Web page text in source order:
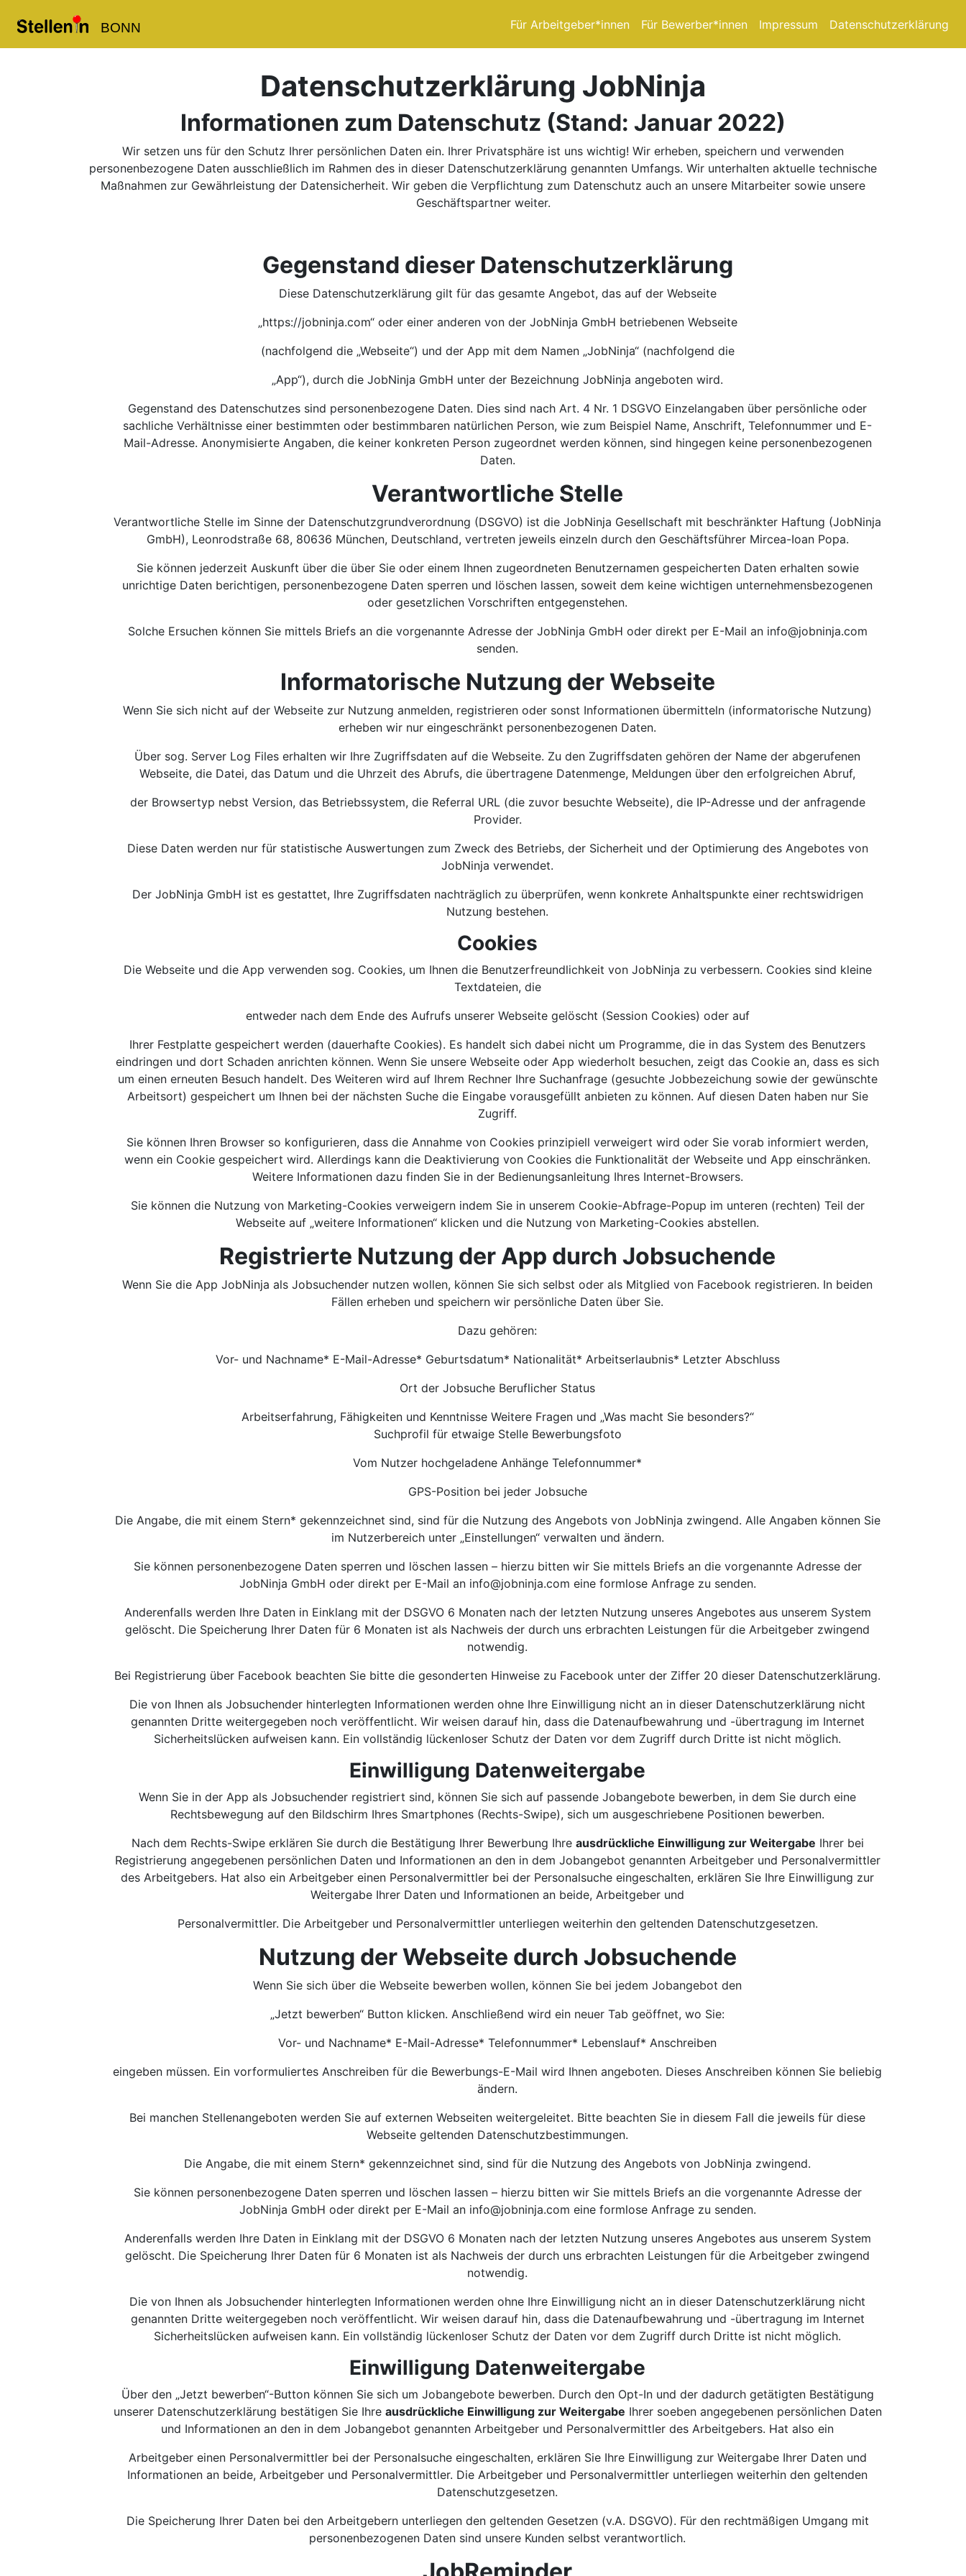
BONN Für Arbeitgeber*innen Für Bewerber*innen Impressum Datenschutzerklärung
Datenschutzerklärung JobNinja
Informationen zum Datenschutz (Stand: Januar 2022)
Wir setzen uns für den Schutz Ihrer persönlichen Daten ein. Ihrer Privatsphäre ist uns wichtig! Wir erheben, speichern und verwenden
personenbezogene Daten ausschließlich im Rahmen des in dieser Datenschutzerklärung genannten Umfangs. Wir unterhalten aktuelle technische
Maßnahmen zur Gewährleistung der Datensicherheit. Wir geben die Verpflichtung zum Datenschutz auch an unsere Mitarbeiter sowie unsere
Geschäftspartner weiter.
Gegenstand dieser Datenschutzerklärung
Diese Datenschutzerklärung gilt für das gesamte Angebot, das auf der Webseite
„https://jobninja.com“ oder einer anderen von der JobNinja GmbH betriebenen Webseite
(nachfolgend die „Webseite“) und der App mit dem Namen „JobNinja“ (nachfolgend die
„App“), durch die JobNinja GmbH unter der Bezeichnung JobNinja angeboten wird.
Gegenstand des Datenschutzes sind personenbezogene Daten. Dies sind nach Art. 4 Nr. 1 DSGVO Einzelangaben über persönliche oder
sachliche Verhältnisse einer bestimmten oder bestimmbaren natürlichen Person, wie zum Beispiel Name, Anschrift, Telefonnummer und E-
Mail-Adresse. Anonymisierte Angaben, die keiner konkreten Person zugeordnet werden können, sind hingegen keine personenbezogenen
Daten.
Verantwortliche Stelle
Verantwortliche Stelle im Sinne der Datenschutzgrundverordnung (DSGVO) ist die JobNinja Gesellschaft mit beschränkter Haftung (JobNinja
GmbH), Leonrodstraße 68, 80636 München, Deutschland, vertreten jeweils einzeln durch den Geschäftsführer Mircea-Ioan Popa.
Sie können jederzeit Auskunft über die über Sie oder einem Ihnen zugeordneten Benutzernamen gespeicherten Daten erhalten sowie
unrichtige Daten berichtigen, personenbezogene Daten sperren und löschen lassen, soweit dem keine wichtigen unternehmensbezogenen
oder gesetzlichen Vorschriften entgegenstehen.
Solche Ersuchen können Sie mittels Briefs an die vorgenannte Adresse der JobNinja GmbH oder direkt per E-Mail aninfo@jobninja.com
senden.
Informatorische Nutzung der Webseite
Wenn Sie sich nicht auf der Webseite zur Nutzung anmelden, registrieren oder sonst Informationen übermitteln (informatorische Nutzung)
erheben wir nur eingeschränkt personenbezogenen Daten.
Über sog. Server Log Files erhalten wir Ihre Zugriffsdaten auf die Webseite. Zu den Zugriffsdaten gehören der Name der abgerufenen
Webseite, die Datei, das Datum und die Uhrzeit des Abrufs, die übertragene Datenmenge, Meldungen über den erfolgreichen Abruf,
der Browsertyp nebst Version, das Betriebssystem, die Referral URL (die zuvor besuchte Webseite), die IP-Adresse und der anfragende
Provider.
Diese Daten werden nur für statistische Auswertungen zum Zweck des Betriebs, der Sicherheit und der Optimierung des Angebotes von
JobNinja verwendet.
Der JobNinja GmbH ist es gestattet, Ihre Zugriffsdaten nachträglich zu überprüfen, wenn konkrete Anhaltspunkte einer rechtswidrigen
Nutzung bestehen.
Cookies
Die Webseite und die App verwenden sog. Cookies, um Ihnen die Benutzerfreundlichkeit von JobNinja zu verbessern. Cookies sind kleine
Textdateien, die
entweder nach dem Ende des Aufrufs unserer Webseite gelöscht (Session Cookies) oder auf
Ihrer Festplatte gespeichert werden (dauerhafte Cookies). Es handelt sich dabei nicht um Programme, die in das System des Benutzers
eindringen und dort Schaden anrichten können. Wenn Sie unsere Webseite oder App wiederholt besuchen, zeigt das Cookie an, dass es sich
um einen erneuten Besuch handelt. Des Weiteren wird auf Ihrem Rechner Ihre Suchanfrage (gesuchte Jobbezeichung sowie der gewünschte
Arbeitsort) gespeichert um Ihnen bei der nächsten Suche die Eingabe vorausgefüllt anbieten zu können. Auf diesen Daten haben nur Sie
Zugriff.
Sie können Ihren Browser so konfigurieren, dass die Annahme von Cookies prinzipiell verweigert wird oder Sie vorab informiert werden,
wenn ein Cookie gespeichert wird. Allerdings kann die Deaktivierung von Cookies die Funktionalität der Webseite und App einschränken.
Weitere Informationen dazu finden Sie in der Bedienungsanleitung Ihres Internet-Browsers.
Sie können die Nutzung von Marketing-Cookies verweigern indem Sie in unserem Cookie-Abfrage-Popup im unteren (rechten) Teil der
Webseite auf „weitere Informationen“ klicken und die Nutzung von Marketing-Cookies abstellen.
Registrierte Nutzung der App durch Jobsuchende
Wenn Sie die App JobNinja als Jobsuchender nutzen wollen, können Sie sich selbst oder als Mitglied von Facebook registrieren. In beiden
Fällen erheben und speichern wir persönliche Daten über Sie.
Dazu gehören:
Vor- und Nachname* E-Mail-Adresse* Geburtsdatum* Nationalität* Arbeitserlaubnis* Letzter Abschluss
Ort der Jobsuche Beruflicher Status
Arbeitserfahrung, Fähigkeiten und Kenntnisse Weitere Fragen und „Was macht Sie besonders?“
Suchprofil für etwaige Stelle Bewerbungsfoto
Vom Nutzer hochgeladene Anhänge Telefonnummer*
GPS-Position bei jeder Jobsuche
Die Angabe, die mit einem Stern* gekennzeichnet sind, sind für die Nutzung des Angebots von JobNinja zwingend. Alle Angaben können Sie
im Nutzerbereich unter „Einstellungen“ verwalten und ändern.
Sie können personenbezogene Daten sperren und löschen lassen – hierzu bitten wir Sie mittels Briefs an die vorgenannte Adresse der
JobNinja GmbH oder direkt per E-Mail aninfo@jobninja.com eine formlose Anfrage zu senden.
Anderenfalls werden Ihre Daten in Einklang mit der DSGVO 6 Monaten nach der letzten Nutzung unseres Angebotes aus unserem System
gelöscht. Die Speicherung Ihrer Daten für 6 Monaten ist als Nachweis der durch uns erbrachten Leistungen für die Arbeitgeber zwingend
notwendig.
Bei Registrierung über Facebook beachten Sie bitte die gesonderten Hinweise zu Facebook unter der Ziffer 20 dieser Datenschutzerklärung.
Die von Ihnen als Jobsuchender hinterlegten Informationen werden ohne Ihre Einwilligung nicht an in dieser Datenschutzerklärung nicht
genannten Dritte weitergegeben noch veröffentlicht. Wir weisen darauf hin, dass die Datenaufbewahrung und -übertragung im Internet
Sicherheitslücken aufweisen kann. Ein vollständig lückenloser Schutz der Daten vor dem Zugriff durch Dritte ist nicht möglich.
Einwilligung Datenweitergabe
Wenn Sie in der App als Jobsuchender registriert sind, können Sie sich auf passende Jobangebote bewerben, in dem Sie durch eine
Rechtsbewegung auf den Bildschirm Ihres Smartphones (Rechts-Swipe), sich um ausgeschriebene Positionen bewerben.
Nach dem Rechts-Swipe erklären Sie durch die Bestätigung Ihrer Bewerbung Ihre ausdrückliche Einwilligung zur Weitergabe Ihrer bei
Registrierung angegebenen persönlichen Daten und Informationen an den in dem Jobangebot genannten Arbeitgeber und Personalvermittler
des Arbeitgebers. Hat also ein Arbeitgeber einen Personalvermittler bei der Personalsuche eingeschalten, erklären Sie Ihre Einwilligung zur
Weitergabe Ihrer Daten und Informationen an beide, Arbeitgeber und
Personalvermittler. Die Arbeitgeber und Personalvermittler unterliegen weiterhin den geltenden Datenschutzgesetzen.
Nutzung der Webseite durch Jobsuchende
Wenn Sie sich über die Webseite bewerben wollen, können Sie bei jedem Jobangebot den
„Jetzt bewerben“ Button klicken. Anschließend wird ein neuer Tab geöffnet, wo Sie:
Vor- und Nachname* E-Mail-Adresse* Telefonnummer* Lebenslauf* Anschreiben
eingeben müssen. Ein vorformuliertes Anschreiben für die Bewerbungs-E-Mail wird Ihnen angeboten. Dieses Anschreiben können Sie beliebig
ändern.
Bei manchen Stellenangeboten werden Sie auf externen Webseiten weitergeleitet. Bitte beachten Sie in diesem Fall die jeweils für diese
Webseite geltenden Datenschutzbestimmungen.
Die Angabe, die mit einem Stern* gekennzeichnet sind, sind für die Nutzung des Angebots von JobNinja zwingend.
Sie können personenbezogene Daten sperren und löschen lassen – hierzu bitten wir Sie mittels Briefs an die vorgenannte Adresse der
JobNinja GmbH oder direkt per E-Mail aninfo@jobninja.com eine formlose Anfrage zu senden.
Anderenfalls werden Ihre Daten in Einklang mit der DSGVO 6 Monaten nach der letzten Nutzung unseres Angebotes aus unserem System
gelöscht. Die Speicherung Ihrer Daten für 6 Monaten ist als Nachweis der durch uns erbrachten Leistungen für die Arbeitgeber zwingend
notwendig.
Die von Ihnen als Jobsuchender hinterlegten Informationen werden ohne Ihre Einwilligung nicht an in dieser Datenschutzerklärung nicht
genannten Dritte weitergegeben noch veröffentlicht. Wir weisen darauf hin, dass die Datenaufbewahrung und -übertragung im Internet
Sicherheitslücken aufweisen kann. Ein vollständig lückenloser Schutz der Daten vor dem Zugriff durch Dritte ist nicht möglich.
Einwilligung Datenweitergabe
Über den „Jetzt bewerben“-Button können Sie sich um Jobangebote bewerben. Durch den Opt-In und der dadurch getätigten Bestätigung
unserer Datenschutzerklärung bestätigen Sie Ihre ausdrückliche Einwilligung zur Weitergabe Ihrer soeben angegebenen persönlichen Daten
und Informationen an den in dem Jobangebot genannten Arbeitgeber und Personalvermittler des Arbeitgebers. Hat also ein
Arbeitgeber einen Personalvermittler bei der Personalsuche eingeschalten, erklären Sie Ihre Einwilligung zur Weitergabe Ihrer Daten und
Informationen an beide, Arbeitgeber und Personalvermittler. Die Arbeitgeber und Personalvermittler unterliegen weiterhin den geltenden
Datenschutzgesetzen.
Die Speicherung Ihrer Daten bei den Arbeitgebern unterliegen den geltenden Gesetzen (v.A. DSGVO). Für den rechtmäßigen Umgang mit
personenbezogenen Daten sind unsere Kunden selbst verantwortlich.